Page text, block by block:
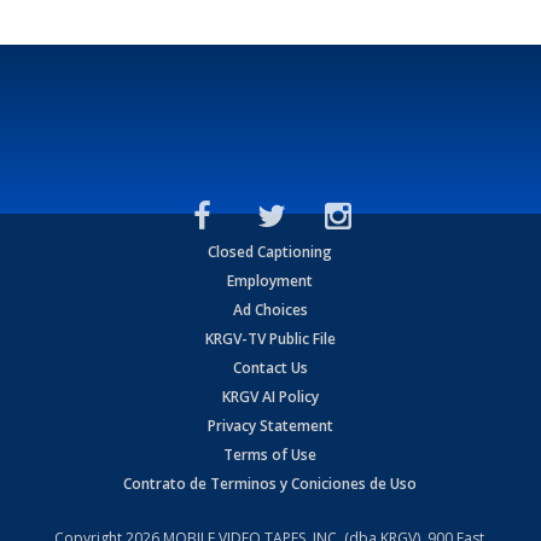
Closed Captioning
Employment
Ad Choices
KRGV-TV Public File
Contact Us
KRGV AI Policy
Privacy Statement
Terms of Use
Contrato de Terminos y Coniciones de Uso